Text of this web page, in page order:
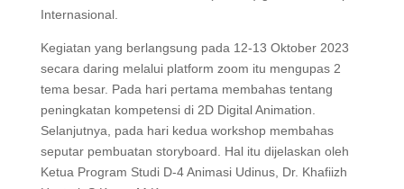
Internasional.
Kegiatan yang berlangsung pada 12-13 Oktober 2023
secara daring melalui platform zoom itu mengupas 2
tema besar. Pada hari pertama membahas tentang
peningkatan kompetensi di 2D Digital Animation.
Selanjutnya, pada hari kedua workshop membahas
seputar pembuatan storyboard. Hal itu dijelaskan oleh
Ketua Program Studi D-4 Animasi Udinus, Dr. Khafiizh